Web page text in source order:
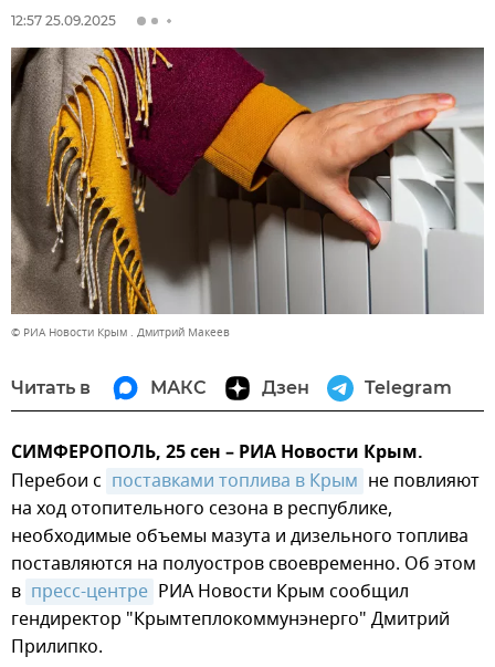
12:57 25.09.2025
© РИА Новости Крым . Дмитрий Макеев
Читать в МАКС Дзен Telegram
СИМФЕРОПОЛЬ, 25 сен – РИА Новости Крым.
Перебои с поставками топлива в Крым не повлияют
на ход отопительного сезона в республике,
необходимые объемы мазута и дизельного топлива
поставляются на полуостров своевременно. Об этом
в пресс-центре РИА Новости Крым сообщил
гендиректор "Крымтеплокоммунэнерго" Дмитрий
Прилипко.